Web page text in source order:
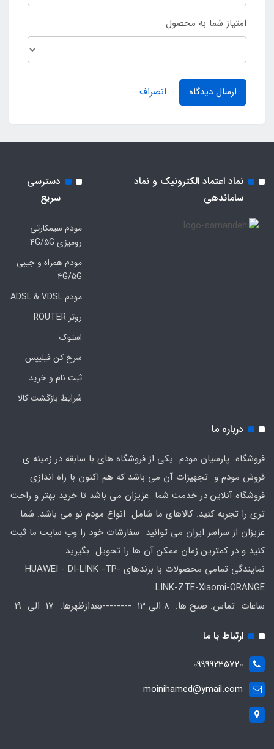
امتیاز شما به محصول
ارسال دیدگاه انصراف
نماد اعتماد الکترونیک و نماد
ساماندهی
دسترسی
سریع
مودم سیمکارتی
رومیزی 4G/5G
مودم همراه و جیبی
4G/5G
مودم ADSL & VDSL
روتر ROUTER
استوک
سرخ کن فیلیپس
ثبت نام و خرید
شرایط بازگشت کالا
درباره ما
فروشگاه پارسیان مودم یکی از فروشگاه های با سابقه در زمینه ی
فروش مودم و تجهیزات آن می باشد که هم اکنون با راه اندازی
فروشگاه آنلاین در خدمت شما عزیزان می باشد تا خرید بهتر و راحت
تری را تجربه کنید. کالاهای ما شامل انواع مودم نو می باشد. شما
عزیزان از سراسر ایران می توانید سفارشات خود را وب سایت ما ثبت
کنید و در کمترین زمان ممکن آن ها را تحویل بگیرید.
نمایندگی تمامی محصولات با برندهای HUAWEI - DI-LINK -TP-
LINK-ZTE-Xiaomi-ORANGE
ساعات تماس: صبح ها: 8 الی 13 --------بعدازظهرها: 17 الی 19
ارتباط با ما
09999235720
moinihamed@ymail.com